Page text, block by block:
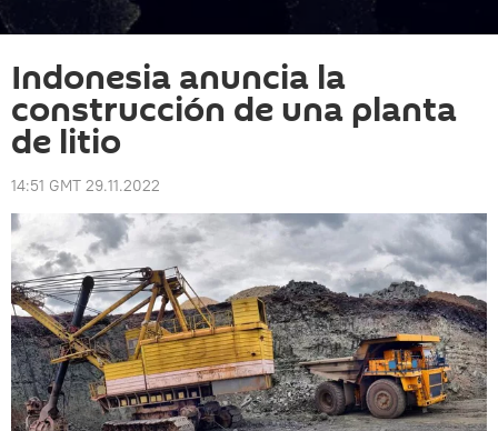
Indonesia anuncia la
construcción de una planta
de litio
14:51 GMT 29.11.2022